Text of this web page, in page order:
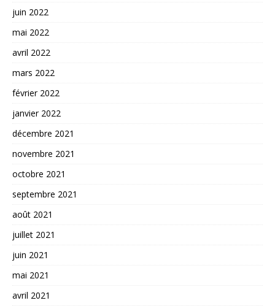
juin 2022
mai 2022
avril 2022
mars 2022
février 2022
janvier 2022
décembre 2021
novembre 2021
octobre 2021
septembre 2021
août 2021
juillet 2021
juin 2021
mai 2021
avril 2021